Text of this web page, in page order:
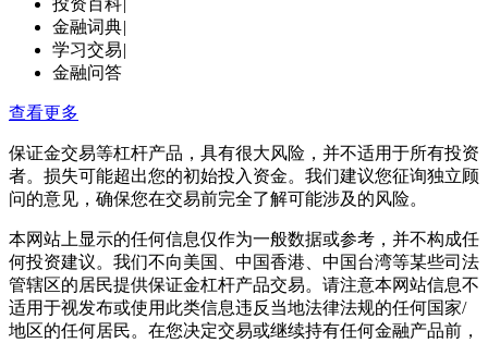
投资百科|
金融词典|
学习交易|
金融问答
查看更多
保证金交易等杠杆产品，具有很大风险，并不适用于所有投资
者。损失可能超出您的初始投入资金。我们建议您征询独立顾
问的意见，确保您在交易前完全了解可能涉及的风险。
本网站上显示的任何信息仅作为一般数据或参考，并不构成任
何投资建议。我们不向美国、中国香港、中国台湾等某些司法
管辖区的居民提供保证金杠杆产品交易。请注意本网站信息不
适用于视发布或使用此类信息违反当地法律法规的任何国家/
地区的任何居民。在您决定交易或继续持有任何金融产品前，